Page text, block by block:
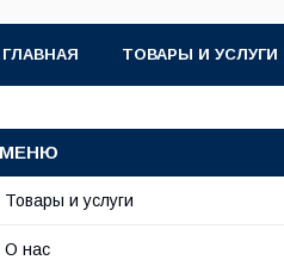
ГЛАВНАЯ ТОВАРЫ И УСЛУГИ
Товары и услуги
О нас